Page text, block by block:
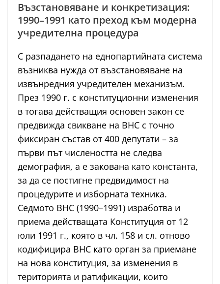
Възстановяване и конкретизация:
1990–1991 като преход към модерна
учредителна процедура
С разпадането на еднопартийната система
възниква нужда от възстановяване на
извънредния учредителен механизъм.
През 1990 г. с конституционни изменения
в тогава действащия основен закон се
предвижда свикване на ВНС с точно
фиксиран състав от 400 депутати – за
първи път числеността не следва
демография, а е закована като константа,
за да се постигне предвидимост на
процедурите и изборната техника.
Седмото ВНС (1990–1991) изработва и
приема действащата Конституция от 12
юли 1991 г., която в чл. 158 и сл. отново
кодифицира ВНС като орган за приемане
на нова конституция, за изменения в
територията и ратификации, които